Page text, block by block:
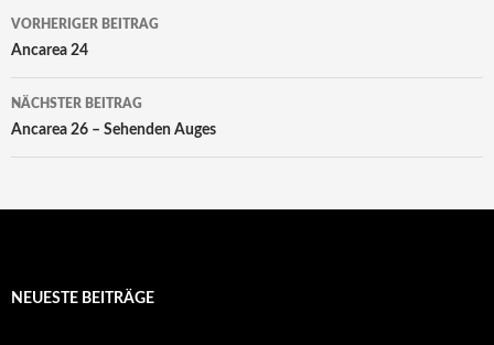
Beitrags-
Navigation
VORHERIGER BEITRAG
Ancarea 24
NÄCHSTER BEITRAG
Ancarea 26 – Sehenden Auges
NEUESTE BEITRÄGE